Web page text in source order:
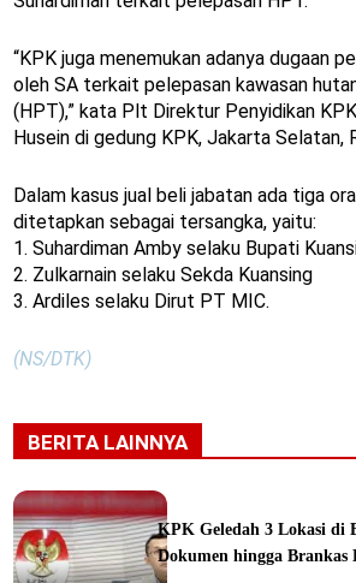
“KPK juga menemukan adanya dugaan
oleh SA terkait pelepasan kawasan
(HPT),” kata Plt Direktur Penyidikan
Husein di gedung KPK, Jakarta Selatan,
Dalam kasus jual beli jabatan ada tiga
ditetapkan sebagai tersangka, yaitu:
1. Suhardiman Amby selaku Bupati
2. Zulkarnain selaku Sekda Kuansing
3. Ardiles selaku Dirut PT MIC.
(NS/DTK)
BERITA LAINNYA
KPK Geledah 3 Lokasi di
Dokumen hingga Brankas